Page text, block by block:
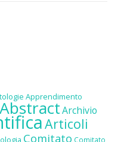
Apprendimento
Archivio
Articoli
Comitato Comitato